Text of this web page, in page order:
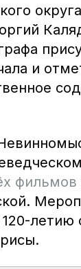
и
фильмов
летию